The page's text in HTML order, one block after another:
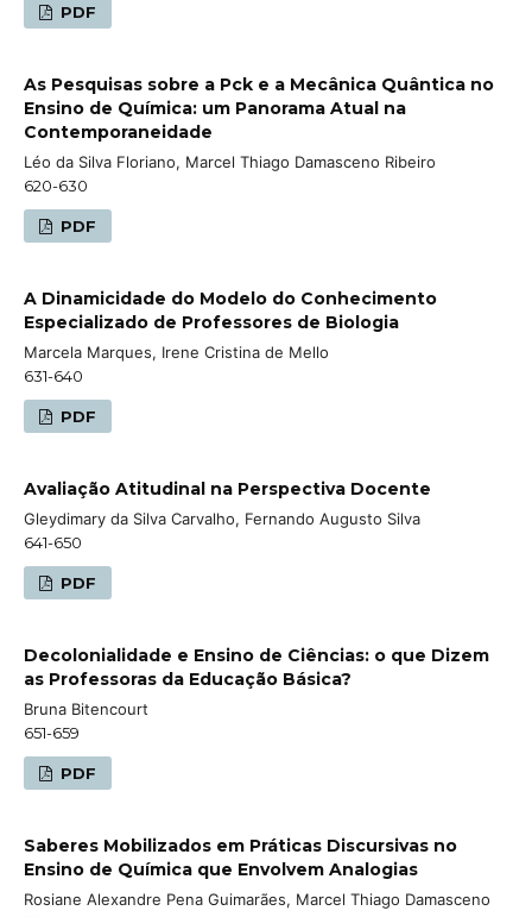
PDF
As Pesquisas sobre a Pck e a Mecânica Quântica no
Ensino de Química: um Panorama Atual na
Contemporaneidade
Léo da Silva Floriano, Marcel Thiago Damasceno Ribeiro
620-630
PDF
A Dinamicidade do Modelo do Conhecimento
Especializado de Professores de Biologia
Marcela Marques, Irene Cristina de Mello
631-640
PDF
Avaliação Atitudinal na Perspectiva Docente
Gleydimary da Silva Carvalho, Fernando Augusto Silva
641-650
PDF
Decolonialidade e Ensino de Ciências: o que Dizem
as Professoras da Educação Básica?
Bruna Bitencourt
651-659
PDF
Saberes Mobilizados em Práticas Discursivas no
Ensino de Química que Envolvem Analogias
Rosiane Alexandre Pena Guimarães, Marcel Thiago Damasceno